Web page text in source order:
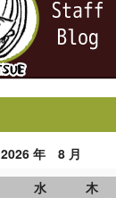
2026 年 8 月
水 木